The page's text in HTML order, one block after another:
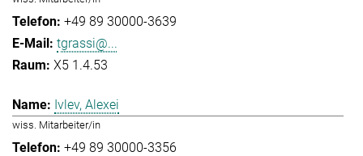
+49 89 30000-3639
tgrassi@...
X5 1.4.53
Ivlev, Alexei
wiss. Mitarbeiter/in
+49 89 30000-3356